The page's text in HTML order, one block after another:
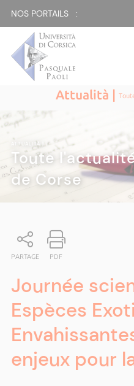
NOS PORTAILS :
Attualità |
ATTUALITÀ|
Toute
de Corse
PARTAGE PDF
Journée
Espèces
enjeux pour